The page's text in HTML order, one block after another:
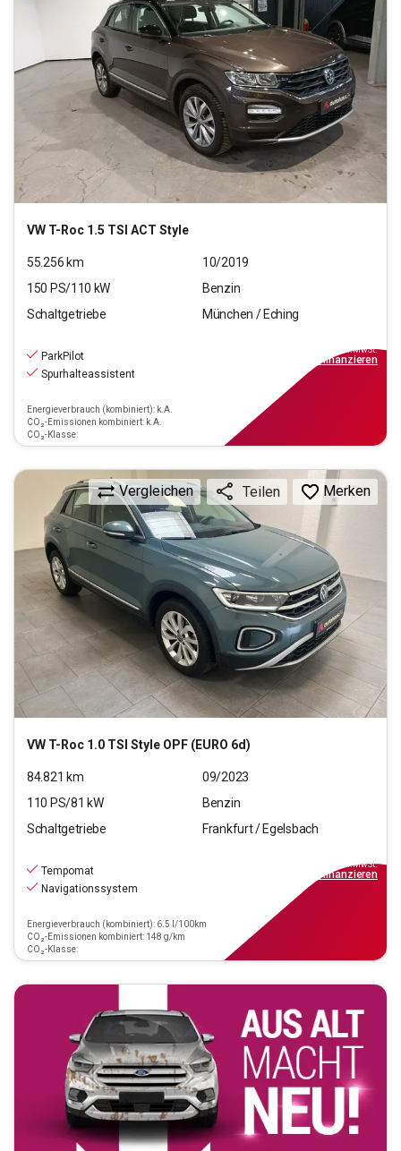
VW T-Roc 1.5 TSI ACT Style
55.256 km
10/2019
150 PS/110 kW
Benzin
Schaltgetriebe
München / Eching
ParkPilot
Spurhalteassistent
Energieverbrauch (kombiniert): k.A.
CO₂-Emissionen kombiniert: k.A.
CO₂-Klasse:
inkl.MwSt.
finanzieren
VW T-Roc 1.0 TSI Style OPF (EURO 6d)
Vergleichen Teilen Merken
84.821 km
09/2023
110 PS/81 kW
Benzin
Schaltgetriebe
Frankfurt / Egelsbach
Tempomat
Navigationssystem
Energieverbrauch (kombiniert): 6.5 l/100km
CO₂-Emissionen kombiniert: 148 g/km
CO₂-Klasse:
inkl.MwSt.
finanzieren